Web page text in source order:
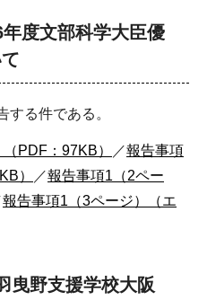
年度文部科学大臣優
する件である。
PDF：97KB） ／報告事項
）
／報告事項1（2ペー
報告事項1（3ページ）（エ
曳野支援学校大阪